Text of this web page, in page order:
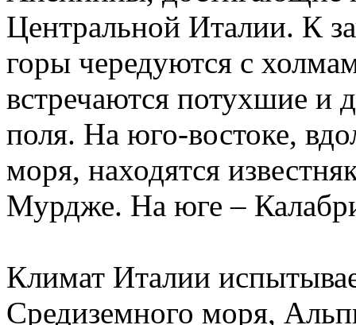
Центральной Италии. К
горы чередуются с
встречаются потухшие и
поля. На юго-востоке,
моря, находятся
Мурдже. На юге –
Климат Италии
Средиземного моря,